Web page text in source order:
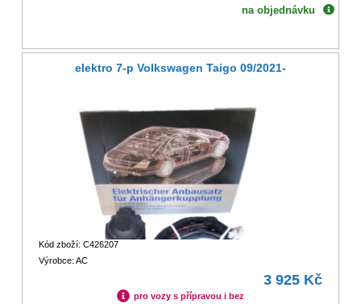
na objednávku
elektro 7-p Volkswagen Taigo 09/2021-
Kód zboží: C426207
Výrobce: AC
3 925 Kč
pro vozy s přípravou i bez